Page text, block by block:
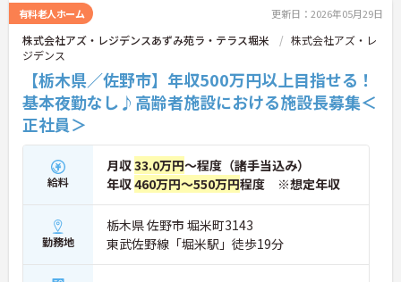
専門研修など、成長を支えるプログラムが豊富で
す。また、資格取得への評価も手厚く、スキルアッ
プが収入アップにもつながります。
＜プライベートも大切にできる柔軟な働き方＞年間
休日は117日あり、1時間単位で取得できる有給休暇
や、最大40日まで積み立てられる積立有給休暇な
ど、休みを取りやすい制度が整っています。
有料老人ホーム 更新日：2026年05月29日
株式会社アズ・レジデンスあずみ苑ラ・テラス堀米
株式会社アズ・レ
ジデンス
【栃木県／佐野市】年収500万円以上目指せる！
基本夜勤なし♪高齢者施設における施設長募集＜
正社員＞
給料
月収33.0万円～程度（諸手当込み）
年収460万円～550万円程度 ※想定年収
勤務地
栃木県 佐野市 堀米町3143
東武佐野線「堀米駅」徒歩19分